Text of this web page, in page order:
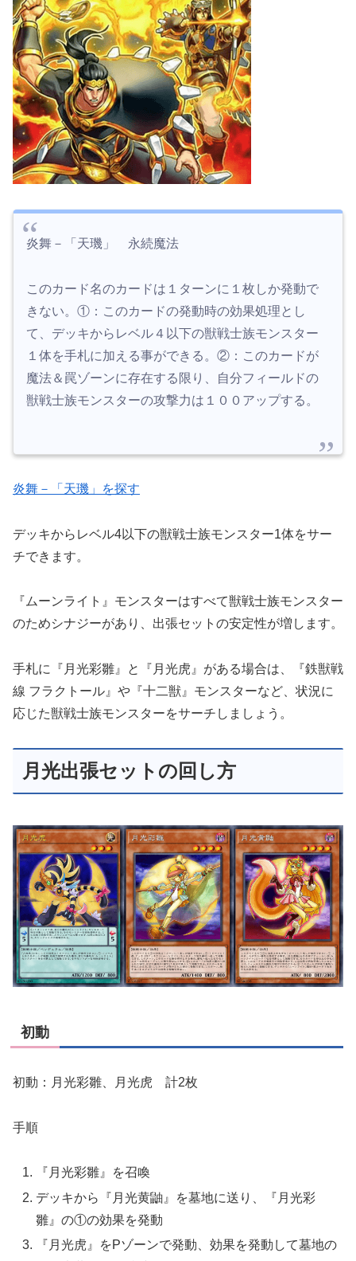
炎舞－「天璣」 永続魔法
このカード名のカードは１ターンに１枚しか発動で
きない。①：このカードの発動時の効果処理とし
て、デッキからレベル４以下の獣戦士族モンスター
１体を手札に加える事ができる。②：このカードが
魔法＆罠ゾーンに存在する限り、自分フィールドの
獣戦士族モンスターの攻撃力は１００アップする。
炎舞－「天璣」を探す
デッキからレベル4以下の獣戦士族モンスター1体をサー
チできます。
『ムーンライト』モンスターはすべて獣戦士族モンスター
のためシナジーがあり、出張セットの安定性が増します。
手札に『月光彩雛』と『月光虎』がある場合は、『鉄獣戦
線 フラクトール』や『十二獣』モンスターなど、状況に
応じた獣戦士族モンスターをサーチしましょう。
月光出張セットの回し方
初動
初動：月光彩雛、月光虎 計2枚
手順
『月光彩雛』を召喚
デッキから『月光黄鼬』を墓地に送り、『月光彩
雛』の①の効果を発動
『月光虎』をPゾーンで発動、効果を発動して墓地の